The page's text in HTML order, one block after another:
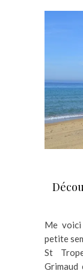
Me
petite
St
Grimaud